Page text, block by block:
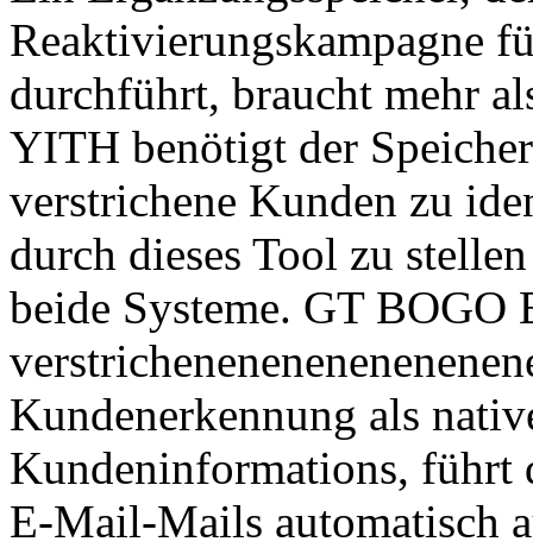
Reaktivierungskampagne
durchführt, braucht mehr
YITH benötigt der
verstrichene Kunden zu
durch dieses Tool zu
beide Systeme. GT BOGO
Kundenerkennung als
Kundeninformations,
E-Mail-Mails automatisch